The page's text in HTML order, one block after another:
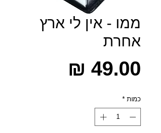
ממו - אין לי ארץ
אחרת
כמות *